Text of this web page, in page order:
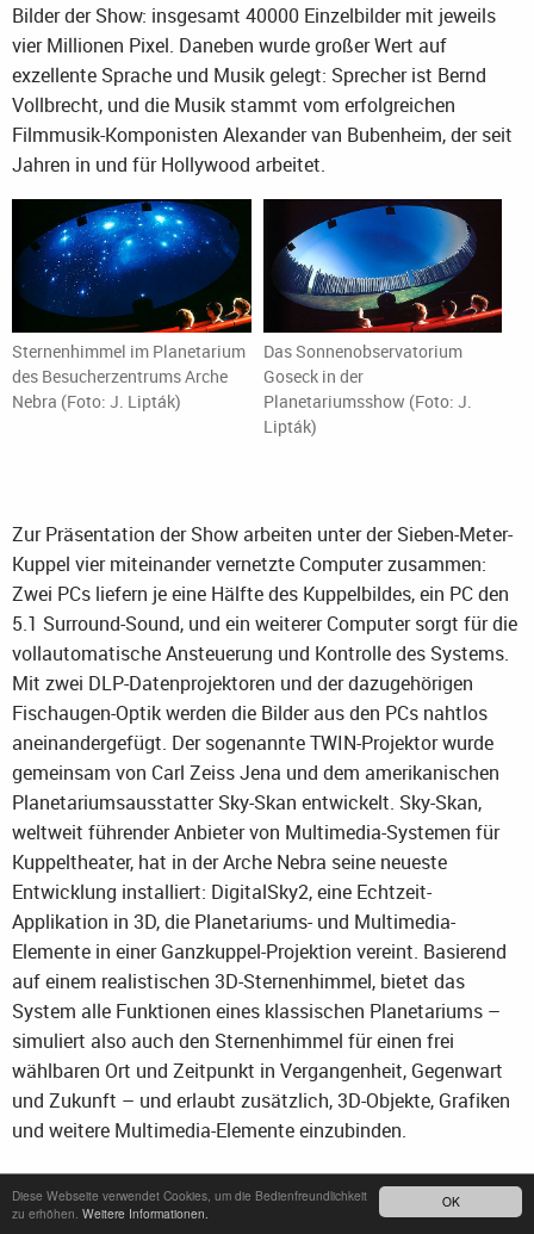
OK
Diese Webseite verwendet Cookies, um die Bedienfreundlichkeit
zu erhöhen. Weitere Informationen.
Bilder der Show: insgesamt 40000 Einzelbilder mit jeweils
vier Millionen Pixel. Daneben wurde großer Wert auf
exzellente Sprache und Musik gelegt: Sprecher ist Bernd
Vollbrecht, und die Musik stammt vom erfolgreichen
Filmmusik-Komponisten Alexander van Bubenheim, der seit
Jahren in und für Hollywood arbeitet.
Sternenhimmel im Planetarium
des Besucherzentrums Arche
Nebra (Foto: J. Lipták)
Das Sonnenobservatorium
Goseck in der
Planetariumsshow (Foto: J.
Lipták)
Zur Präsentation der Show arbeiten unter der Sieben-Meter-
Kuppel vier miteinander vernetzte Computer zusammen:
Zwei PCs liefern je eine Hälfte des Kuppelbildes, ein PC den
5.1 Surround-Sound, und ein weiterer Computer sorgt für die
vollautomatische Ansteuerung und Kontrolle des Systems.
Mit zwei DLP-Datenprojektoren und der dazugehörigen
Fischaugen-Optik werden die Bilder aus den PCs nahtlos
aneinandergefügt. Der sogenannte TWIN-Projektor wurde
gemeinsam von Carl Zeiss Jena und dem amerikanischen
Planetariumsausstatter Sky-Skan entwickelt. Sky-Skan,
weltweit führender Anbieter von Multimedia-Systemen für
Kuppeltheater, hat in der Arche Nebra seine neueste
Entwicklung installiert: DigitalSky2, eine Echtzeit-
Applikation in 3D, die Planetariums- und Multimedia-
Elemente in einer Ganzkuppel-Projektion vereint. Basierend
auf einem realistischen 3D-Sternenhimmel, bietet das
System alle Funktionen eines klassischen Planetariums –
simuliert also auch den Sternenhimmel für einen frei
wählbaren Ort und Zeitpunkt in Vergangenheit, Gegenwart
und Zukunft – und erlaubt zusätzlich, 3D-Objekte, Grafiken
und weitere Multimedia-Elemente einzubinden.